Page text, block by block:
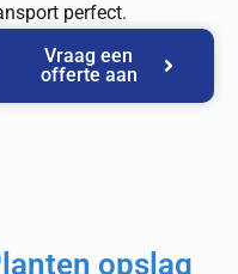
perfect.
Vraag een
offerte aan
opslag